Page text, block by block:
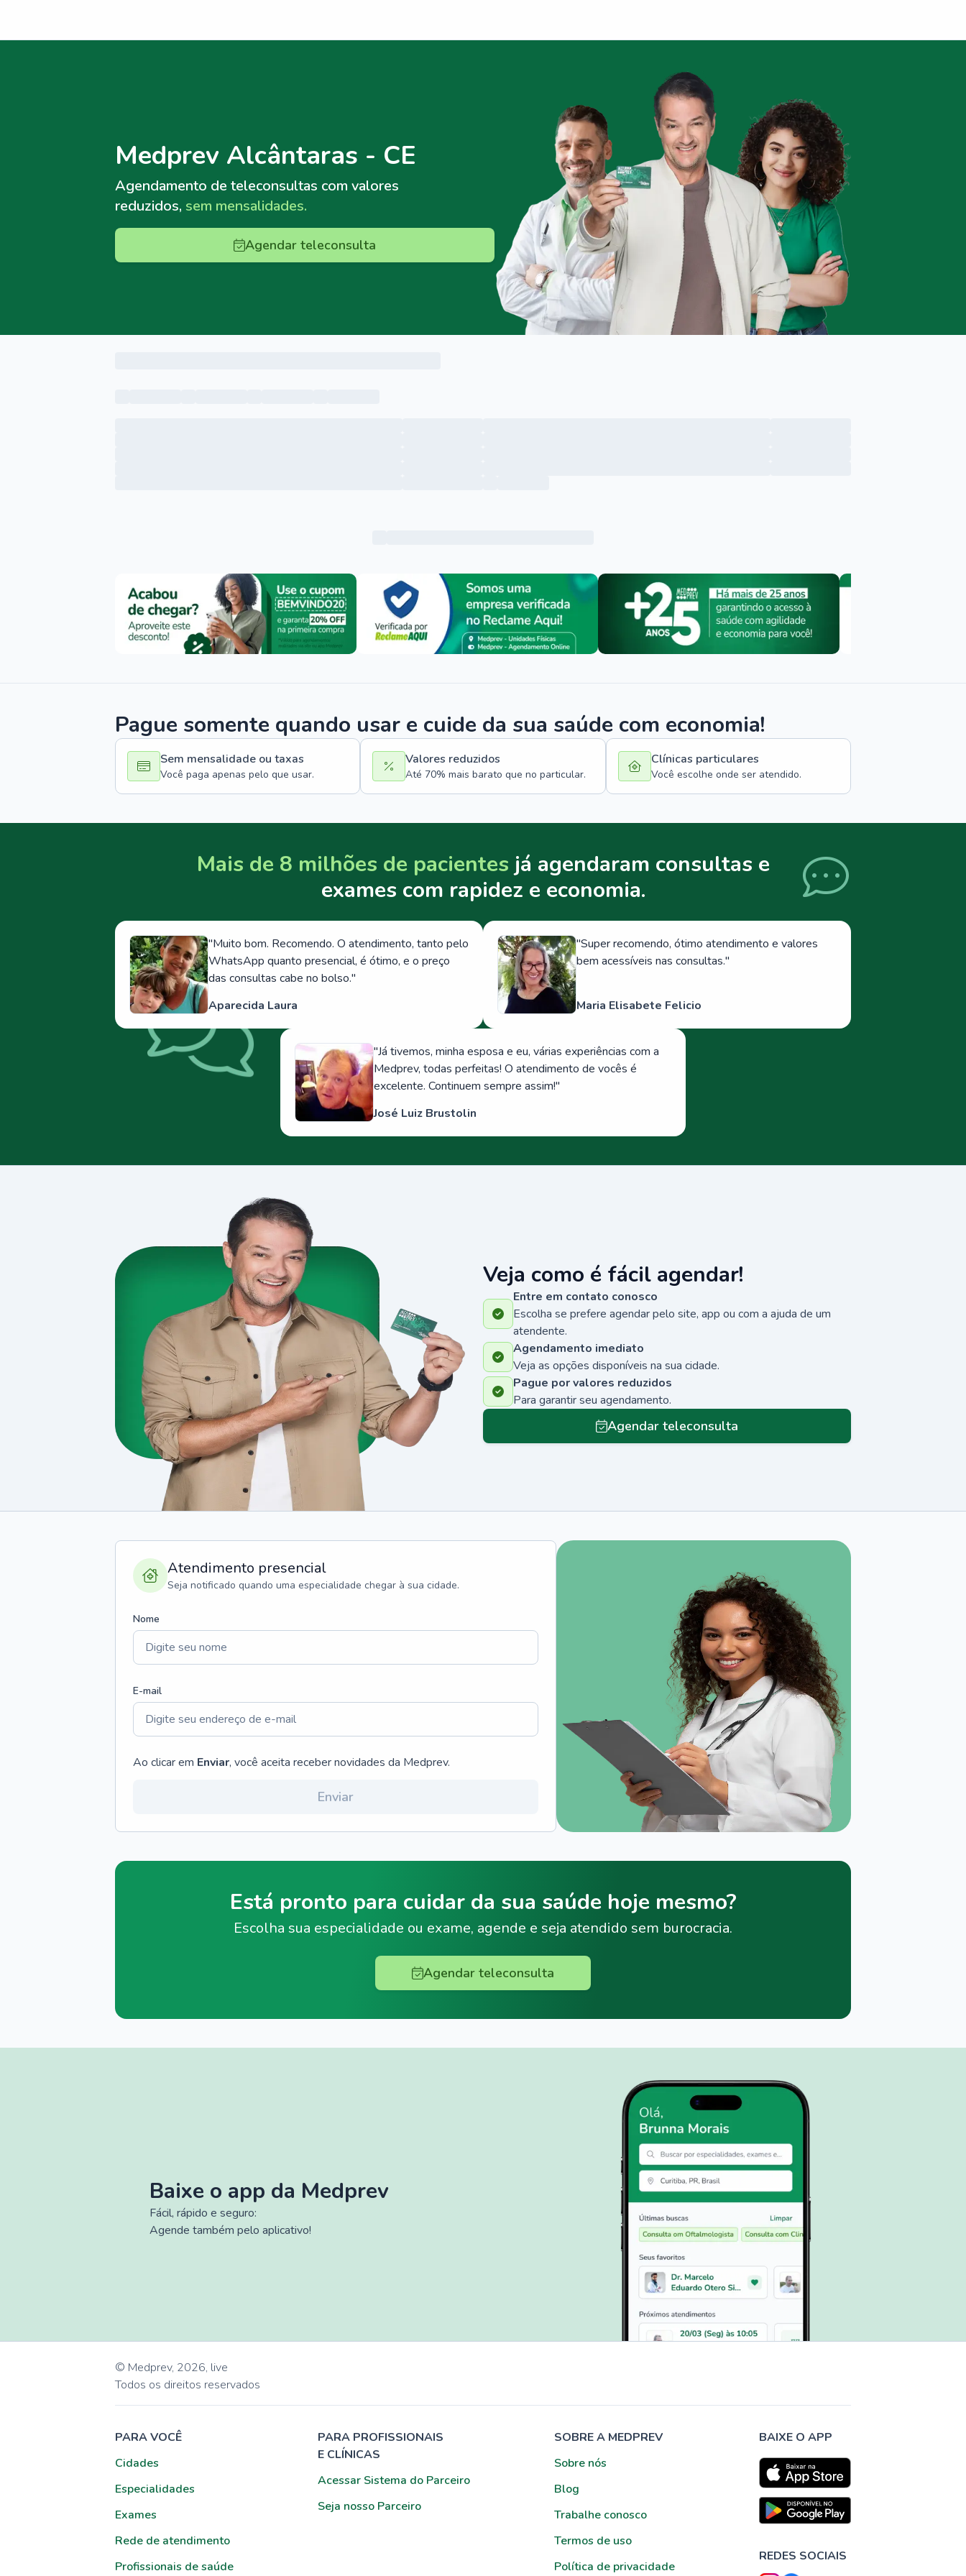
Medprev Alcântaras - CE
Agendamento de teleconsultas com valores
reduzidos, sem mensalidades.
Agendar teleconsulta
Menu lateral
Pague somente quando usar e cuide da sua saúde com economia!
Sem mensalidade ou taxas
Você paga apenas pelo que usar.
Valores reduzidos
Até 70% mais barato que no particular.
Clínicas particulares
Você escolhe onde ser atendido.
Mais de 8 milhões de pacientes já agendaram consultas e
exames com rapidez e economia.
"Muito bom. Recomendo. O atendimento, tanto pelo
WhatsApp quanto presencial, é ótimo, e o preço
das consultas cabe no bolso."
Aparecida Laura
"Super recomendo, ótimo atendimento e valores
bem acessíveis nas consultas."
Maria Elisabete Felicio
"Já tivemos, minha esposa e eu, várias experiências com a
Medprev, todas perfeitas! O atendimento de vocês é
excelente. Continuem sempre assim!"
José Luiz Brustolin
Veja como é fácil agendar!
Entre em contato conosco
Escolha se prefere agendar pelo site, app ou com a ajuda de um
atendente.
Agendamento imediato
Veja as opções disponíveis na sua cidade.
Pague por valores reduzidos
Para garantir seu agendamento.
Agendar teleconsulta
Atendimento presencial
Seja notificado quando uma especialidade chegar à sua cidade.
Nome
E-mail
Ao clicar em Enviar, você aceita receber novidades da Medprev.
Enviar
Está pronto para cuidar da sua saúde hoje mesmo?
Escolha sua especialidade ou exame, agende e seja atendido sem burocracia.
Agendar teleconsulta
Baixe o app da Medprev
Fácil, rápido e seguro:
Agende também pelo aplicativo!
© Medprev, 2026, live
Todos os direitos reservados
PARA VOCÊ
Cidades
Especialidades
Exames
Rede de atendimento
Profissionais de saúde
PARA PROFISSIONAIS
E CLÍNICAS
Acessar Sistema do Parceiro
Seja nosso Parceiro
SOBRE A MEDPREV
Sobre nós
Blog
Trabalhe conosco
Termos de uso
Política de privacidade
BAIXE O APP
REDES SOCIAIS